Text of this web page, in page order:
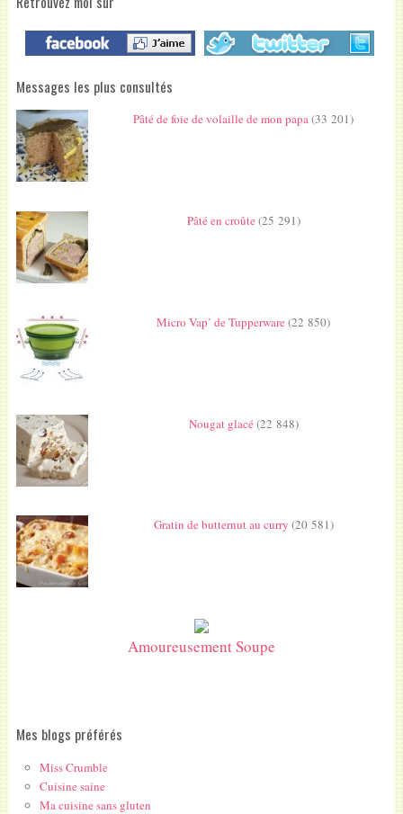
Messages les plus consultés
Pâté de foie de volaille de mon papa(33 201)
Pâté en croûte(25 291)
Micro Vap’ de Tupperware(22 850)
Nougat glacé(22 848)
Gratin de butternut au curry (20 581)
Amoureusement Soupe
Mes blogs préférés
Miss Crumble
Cuisine saine
Ma cuisine sans gluten